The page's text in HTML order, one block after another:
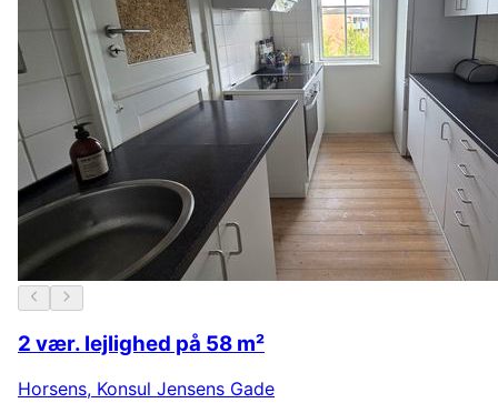
2 vær. lejlighed på 58 m²
Horsens, Konsul Jensens Gade